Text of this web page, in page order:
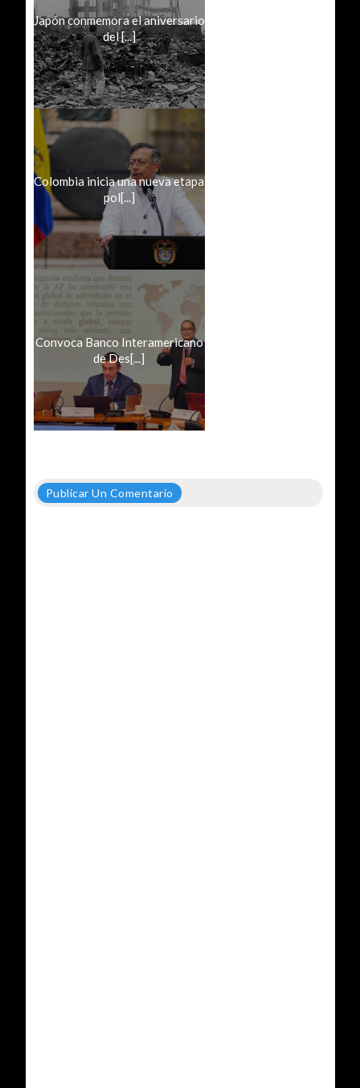
Japón conmemora el aniversario
del [...]
Colombia inicia una nueva etapa
pol[...]
Convoca Banco Interamericano
de Des[...]
Publicar Un Comentario